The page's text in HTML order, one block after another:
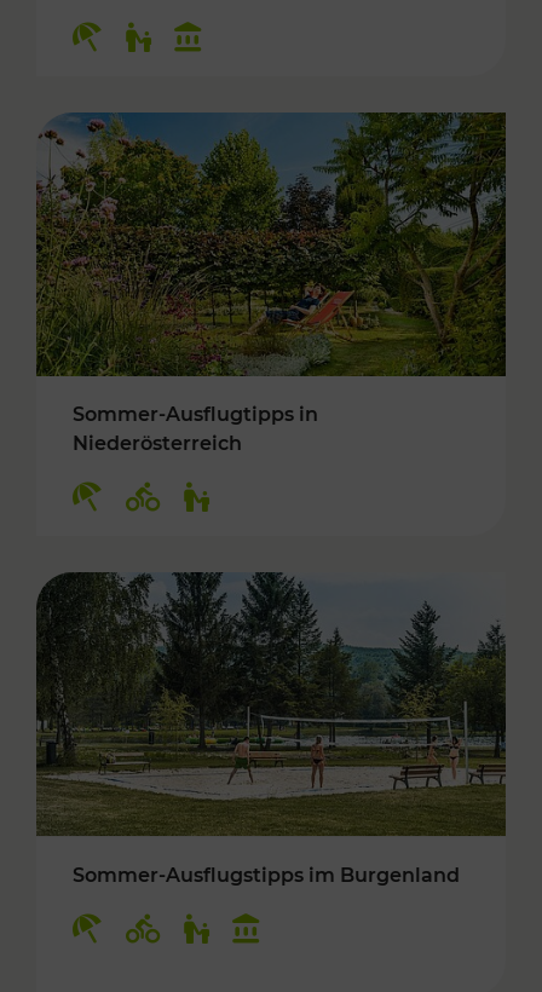
Sommer-Ausflugtipps in
Niederösterreich
Sommer-Ausflugstipps im Burgenland